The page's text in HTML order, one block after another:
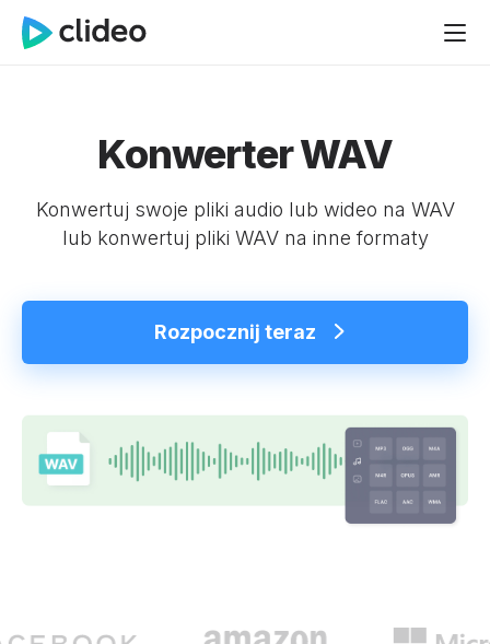
Konwerter WAV
Konwertuj swoje pliki audio lub wideo na WAV
lub konwertuj pliki WAV na inne formaty
Rozpocznij teraz